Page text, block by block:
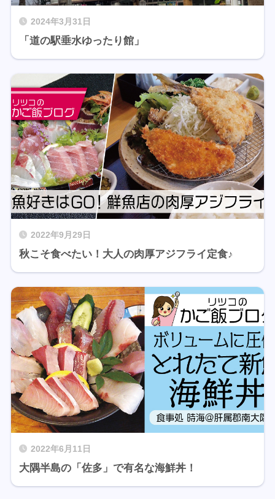
2024年3月31日
「道の駅垂水ゆったり館」
2022年9月29日
秋こそ食べたい！大人の肉厚アジフライ定食♪
2022年6月11日
大隅半島の「佐多」で有名な海鮮丼！